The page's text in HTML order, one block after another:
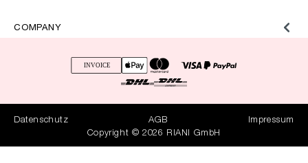
COMPANY
Datenschutz AGB
Impressum
Copyright © 2026 RIANI GmbH